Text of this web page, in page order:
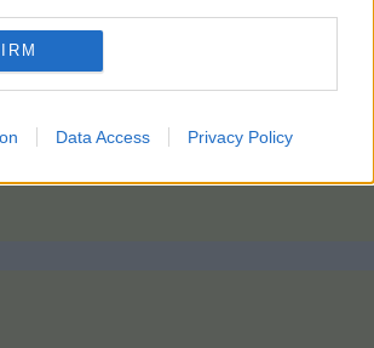
Data Access Privacy Policy